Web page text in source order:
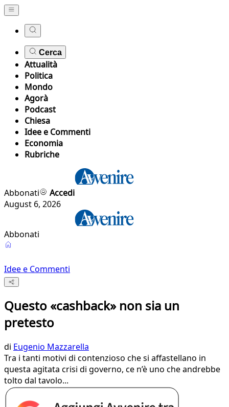
Cerca
Attualità
Politica
Mondo
Agorà
Podcast
Chiesa
Idee e Commenti
Economia
Rubriche
Abbonati
Accedi
August 6, 2026
Abbonati
Idee e Commenti
Questo «cashback» non sia un
pretesto
di Eugenio Mazzarella
Tra i tanti motivi di contenzioso che si affastellano in
questa agitata crisi di governo, ce n’è uno che andrebbe
tolto dal tavolo...